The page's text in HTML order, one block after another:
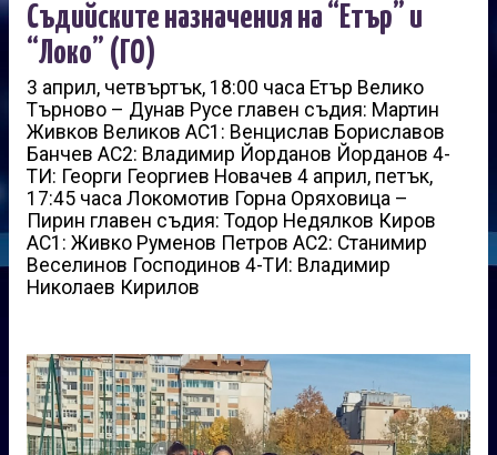
Съдийските назначения на “Етър” и
“Локо” (ГО)
3 април, четвъртък, 18:00 часа Етър Велико
Търново – Дунав Русе главен съдия: Мартин
Живков Великов АС1: Венцислав Бориславов
Банчев АС2: Владимир Йорданов Йорданов 4-
ТИ: Георги Георгиев Новачев 4 април, петък,
17:45 часа Локомотив Горна Оряховица –
Пирин главен съдия: Тодор Недялков Киров
АС1: Живко Руменов Петров АС2: Станимир
Веселинов Господинов 4-ТИ: Владимир
Николаев Кирилов